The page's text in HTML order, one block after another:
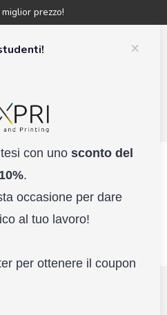
prezzo!
×
con uno sconto del
10%.
occasione per dare
al tuo lavoro!
per ottenere il coupon